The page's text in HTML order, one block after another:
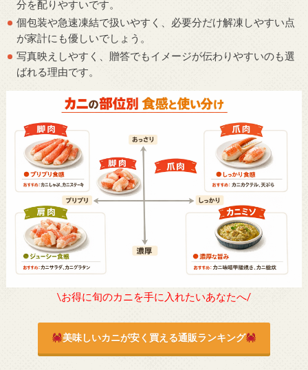
分を配りやすいです。
個包装や急速凍結で扱いやすく、必要分だけ解凍しやすい点
が家計にも優しいでしょう。
写真映えしやすく、贈答でもイメージが伝わりやすいのも選
ばれる理由です。
\お得に旬のカニを手に入れたいあなたへ/
美味しいカニが安く買える通販ランキング